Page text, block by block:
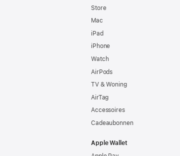
Store
Mac
iPad
iPhone
Watch
AirPods
TV & Woning
AirTag
Accessoires
Cadeaubonnen
Apple Wallet